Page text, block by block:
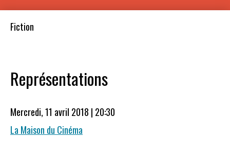
Fiction
Représentations
Mercredi, 11 avril 2018 | 20:30
La Maison du Cinéma